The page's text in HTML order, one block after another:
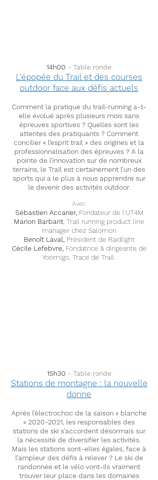
14h00 - Table ronde
L'épopée du Trail et des courses
outdoor face aux défis actuels
Comment la pratique du trail-running a-t-
elle évolué après plusieurs mois sans
épreuves sportives ? Quelles sont les
attentes des pratiquants ? Comment
concilier « l’esprit trail » des origines et la
professionnalisation des épreuves ? A la
pointe de l’innovation sur de nombreux
terrains, le Trail est certainement l’un des
sports qui a le plus à nous apprendre sur
le devenir des activités outdoor.
Avec
Sébastien Accarier, Fondateur de l'UT4M
Marion Barbarit , Trail running product line
manager chez Salomon
Benoît Laval, Président de Raidlight
Cécile Lefebvre, Fondatrice & dirigeante de
Yoomigo, Trace de Trail.
15h30 - Table ronde
Stations de montagne : la nouvelle
donne
Après l’électrochoc de la saison « blanche
» 2020-2021, les responsables des
stations de ski s’accordent désormais sur
la nécessité de diversifier les activités.
Mais les stations sont-elles égales, face à
l’ampleur des défis à relever ? Le ski de
randonnée et le vélo vont-ils vraiment
trouver leur place dans les domaines